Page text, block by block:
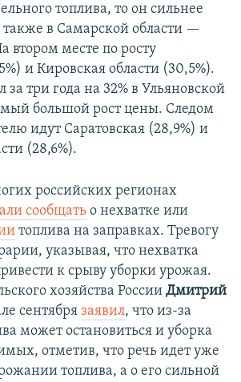
топлива, то он сильнее
также в Самарской области —
втором месте по росту
и Кировская области (30,5%).
три года на 32% в Ульяновской
большой рост цены. Следом
идут Саратовская (28,9%) и
(28,6%).
российских регионах
сообщать о нехватке или
топлива на заправках. Тревогу
указывая, что нехватка
к срыву уборки урожая.
хозяйства России Дмитрий
сентября заявил, что из-за
может остановиться и уборка
отметив, что речь идет уже
топлива, а о его сильной